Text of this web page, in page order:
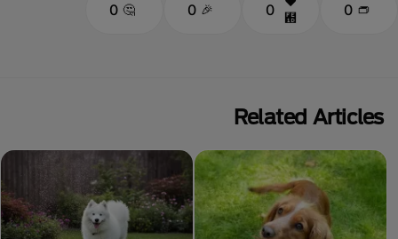
0
0
0
0
Related Articles